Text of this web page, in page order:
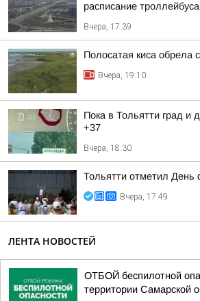
расписание
Вчера, 17:39
Полосатая киса обрела
Вчера, 19:10
Пока в Тольятти град и
+37
Вчера, 18:30
Тольятти отметил День
Вчера, 17:49
ЛЕНТА НОВОСТЕЙ
ОТБОЙ беспилотной
территории Самарской